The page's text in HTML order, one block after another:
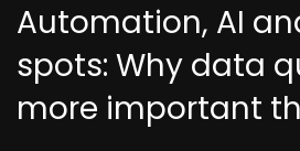
Automation, AI
spots: Why data
more important